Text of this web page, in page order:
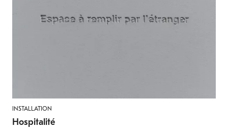
INSTALLATION
Hospitalité